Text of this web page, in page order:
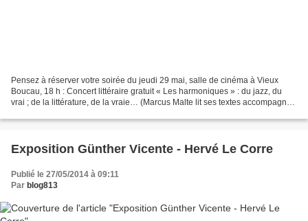
Pensez à réserver votre soirée du jeudi 29 mai, salle de cinéma à Vieux
Boucau, 18 h : Concert littéraire gratuit « Les harmoniques » : du jazz, du
vrai ; de la littérature, de la vraie… (Marcus Malte lit ses textes accompagné
Exposition Günther Vicente - Hervé Le Corre
Publié le 27/05/2014 à 09:11
Par blog813